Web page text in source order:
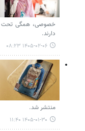
خصوصی، همگی تحت
دارند.
۱۴۰۵-۰۲-۰۶ ۰۸:۲۳
منتشر شد.
۱۴۰۵-۰۱-۳۰ ۱۱:۴۰